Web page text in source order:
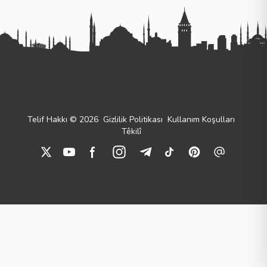
Telif Hakkı © 2026 Gizlilik Politikası Kullanım Koşulları
Têkilî